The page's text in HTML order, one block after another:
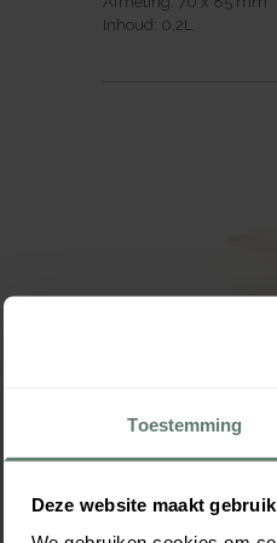
Toestemming
Deze website maakt
Inhoud: 0,2L
€ 4,95 per stuk
Verpakt per 6 stuks
Afmeting: 100 x 58
mm